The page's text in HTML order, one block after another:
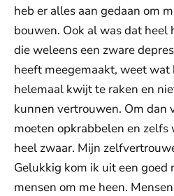
heb er alles aan gedaan om
bouwen. Ook al was dat heel
die weleens een zware
heeft meegemaakt, weet wat
helemaal kwijt te raken en
kunnen vertrouwen. Om dan
moeten opkrabbelen en zelfs
heel zwaar. Mijn
Gelukkig kom ik uit een goed
mensen om me heen.